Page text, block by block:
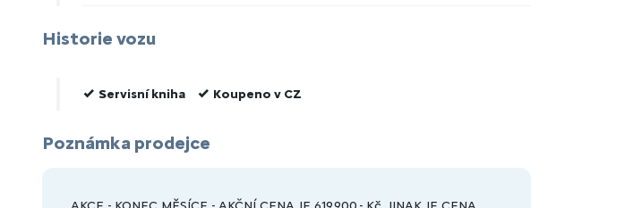
Historie vozu
Servisní kniha Koupeno v CZ
Poznámka prodejce